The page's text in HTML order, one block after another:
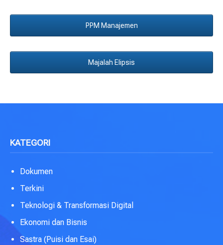
PPM Manajemen
Majalah Elipsis
KATEGORI
Dokumen
Terkini
Teknologi & Transformasi Digital
Ekonomi dan Bisnis
Sastra (Puisi dan Esai)